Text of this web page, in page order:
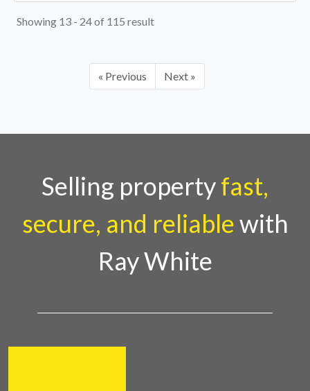
Showing 13 - 24 of 115 result
« Previous Next »
Selling propertyfast,
secure, and reliablewith
Ray White